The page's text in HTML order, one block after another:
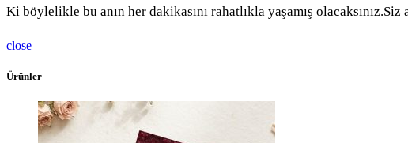
Ki böylelikle bu anın her dakikasını rahatlıkla yaşamış
close
Ürünler